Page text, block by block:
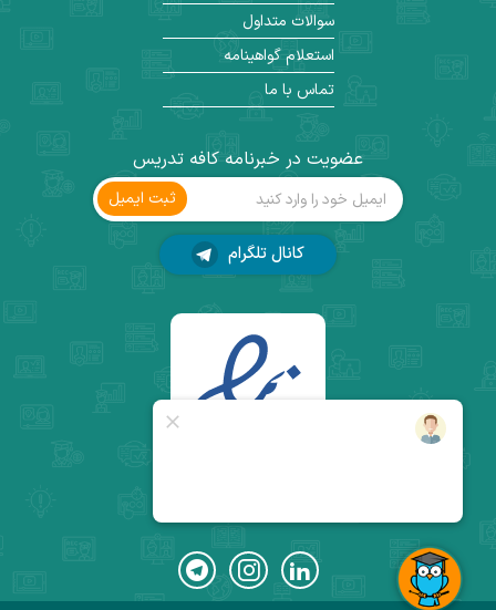
عضویت در خبرنامه کافه تدریس
ثبت ‌ایمیل
کانال تلگرام
سوالات متداول
استعلام گواهینامه
تماس با ما